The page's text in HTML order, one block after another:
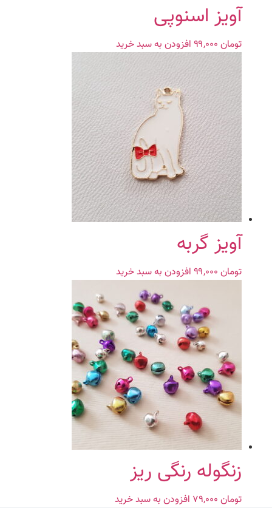
آویز اسنوپی
تومان افزودن به سبد خرید
آویز گربه
تومان افزودن به سبد خرید
زنگوله رنگی ریز
تومان افزودن به سبد خرید